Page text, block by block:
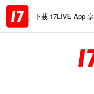
下載 17LIVE App